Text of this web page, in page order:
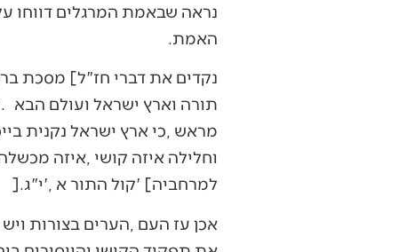
‬האמת‭.‬
‬למרחביה‭' [‬קול‭ ‬התור‭ ‬א‭', ‬י‭"‬ג‭].‬